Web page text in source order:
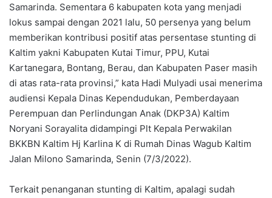
Samarinda. Sementara 6 kabupaten kota yang menjadi
lokus sampai dengan 2021 lalu, 50 persenya yang belum
memberikan kontribusi positif atas persentase stunting di
Kaltim yakni Kabupaten Kutai Timur, PPU, Kutai
Kartanegara, Bontang, Berau, dan Kabupaten Paser masih
di atas rata-rata provinsi,” kata Hadi Mulyadi usai menerima
audiensi Kepala Dinas Kependudukan, Pemberdayaan
Perempuan dan Perlindungan Anak (DKP3A) Kaltim
Noryani Sorayalita didampingi Plt Kepala Perwakilan
BKKBN Kaltim Hj Karlina K di Rumah Dinas Wagub Kaltim
Jalan Milono Samarinda, Senin (7/3/2022).
Terkait penanganan stunting di Kaltim, apalagi sudah